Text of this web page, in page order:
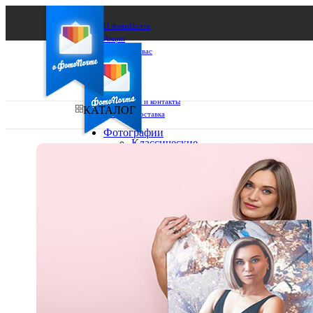
О ФотоПочте
Акции
Сделаем за вас
Бизнесу
FAQ
Франшиза
Поддержка и контакты
Оплата и доставка
КАТАЛОГ
Фотографии
Классические
15х20
20х20
20х30
30х30
30х40
А4